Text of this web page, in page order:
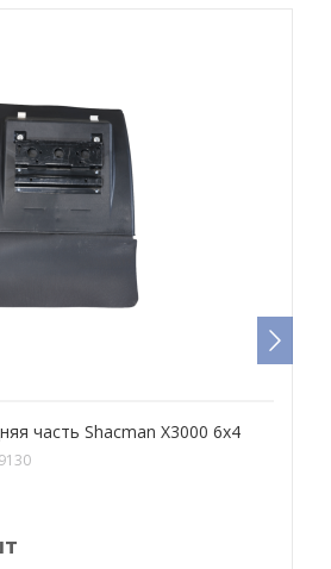
часть Shacman X3000 6х4